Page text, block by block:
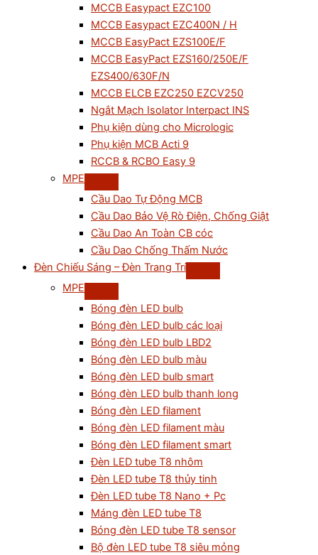
MCCB Easypact EZC100
MCCB Easypact EZC400N / H
MCCB EasyPact EZS100E/F
MCCB EasyPact EZS160/250E/F
EZS400/630F/N
MCCB ELCB EZC250 EZCV250
Ngắt Mạch Isolator Interpact INS
Phụ kiện dùng cho Micrologic
Phụ kiện MCB Acti 9
RCCB & RCBO Easy 9
MPE
Cầu Dao Tự Động MCB
Cầu Dao Bảo Vệ Rò Điện, Chống Giật
Cầu Dao An Toàn CB cóc
Cầu Dao Chống Thấm Nước
Đèn Chiếu Sáng – Đèn Trang Trí
MPE
Bóng đèn LED bulb
Bóng đèn LED bulb các loại
Bóng đèn LED bulb LBD2
Bóng đèn LED bulb màu
Bóng đèn LED bulb smart
Bóng đèn LED bulb thanh long
Bóng đèn LED filament
Bóng đèn LED filament màu
Bóng đèn LED filament smart
Đèn LED tube T8 nhôm
Đèn LED tube T8 thủy tinh
Đèn LED tube T8 Nano + Pc
Máng đèn LED tube T8
Bóng đèn LED tube T8 sensor
Bộ đèn LED tube T8 siêu mỏng